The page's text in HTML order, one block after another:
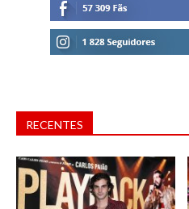
RECENTES